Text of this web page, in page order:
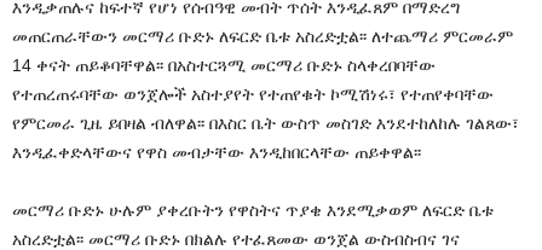
እንዲቃጠሉና ከፍተኛ የሆነ የሰብዓዊ መብት ጥሰት እንዲፈጸም በማድረግ
መጠርጠራቸውን መርማሪ ቡድኑ ለፍርድ ቤቱ አስረድቷል፡፡ ለተጨማሪ ምርመራም
14 ቀናት ጠይቆባቸዋል፡፡ በአስተርጓሚ መርማሪ ቡድኑ ስላቀረበባቸው
የተጠረጠሩባቸው ወንጀሎች አስተያየት የተጠየቁት ኮሚሽነሩ፣ የተጠየቀባቸው
የምርመራ ጊዜ ይበዛል ብለዋል፡፡ በእስር ቤት ውስጥ መስገድ እንደተከለከሉ ገልጸው፣
እንዲፈቀድላቸውና የዋስ መብታቸው እንዲከበርላቸው ጠይቀዋል፡፡
መርማሪ ቡድኑ ሁሉም ያቀረቡትን የዋስትና ጥያቄ እንደሚቃወም ለፍርድ ቤቱ
አስረድቷል፡፡ መርማሪ ቡድኑ በክልሉ የተፈጸመው ወንጀል ውስብስብና ገና